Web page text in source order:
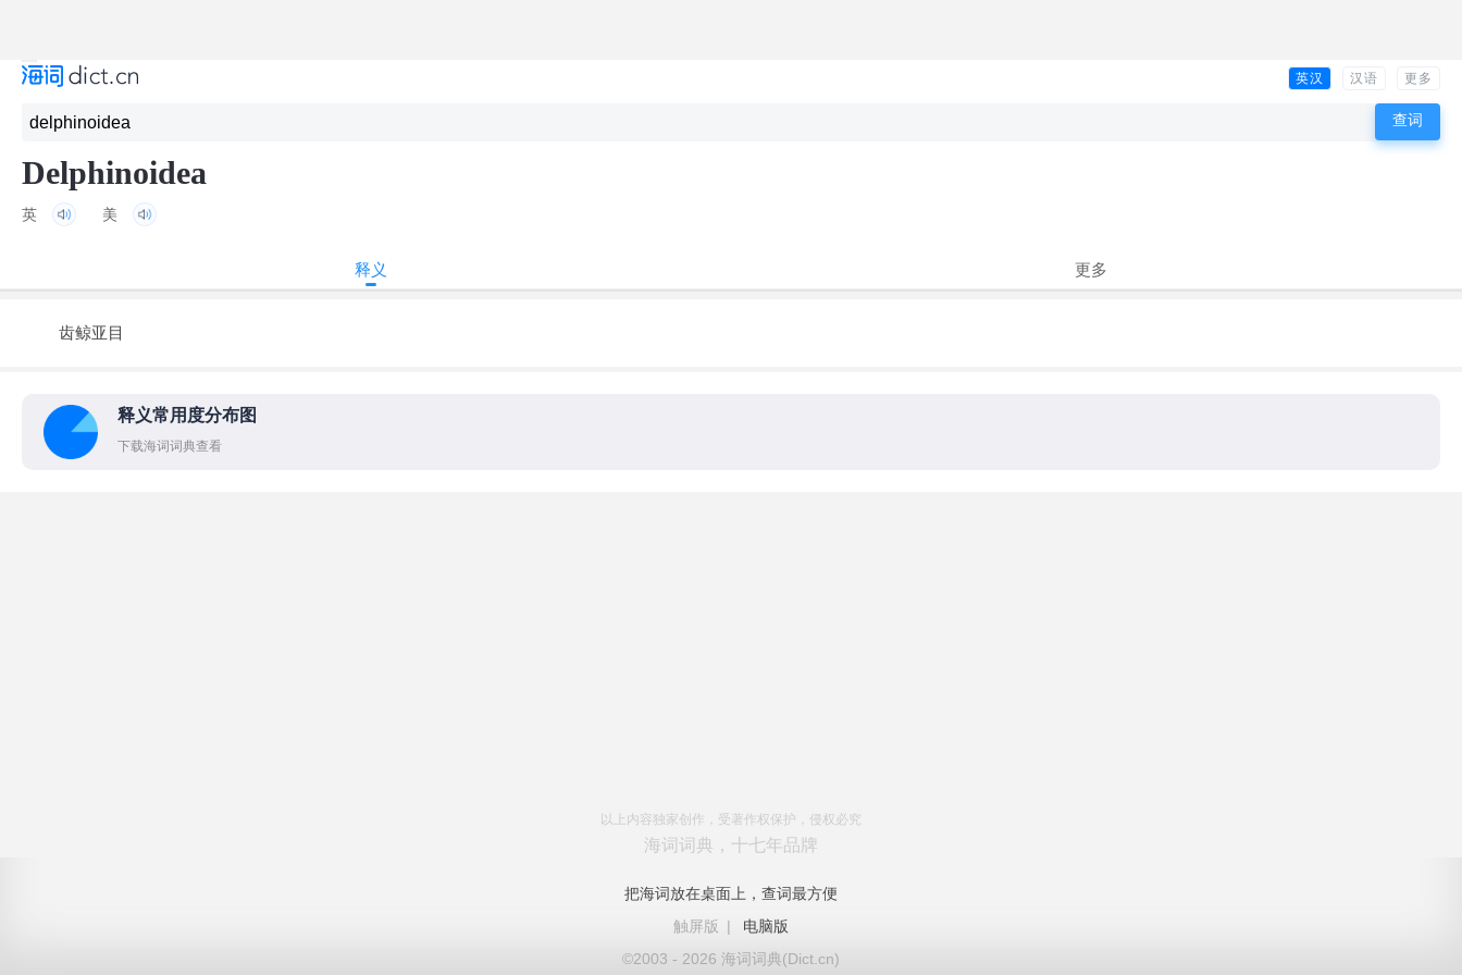
英汉 汉语 更多
Delphinoidea
英 美
释义 更多
齿鲸亚目
释义常用度分布图
下载海词词典查看
以上内容独家创作，受著作权保护，侵权必究
海词词典，十七年品牌
把海词放在桌面上，查词最方便
触屏版
|
电脑版
©2003 - 2026 海词词典(Dict.cn)